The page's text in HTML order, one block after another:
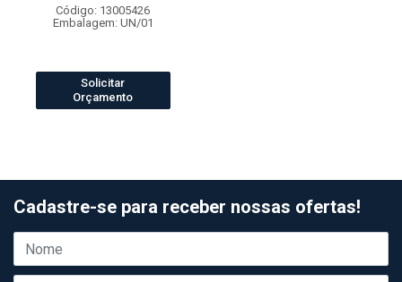
Código: 13005426
Embalagem: UN/01
Solicitar
Orçamento
Cadastre-se para receber nossas ofertas!